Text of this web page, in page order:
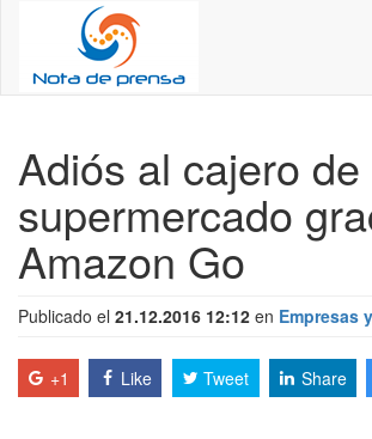
Adiós al cajero de
supermercado
Amazon Go
Publicado el 21.12.2016 12:12 en Empresas
+1 Like Tweet Share